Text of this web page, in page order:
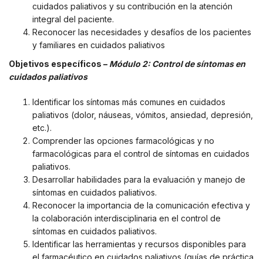
cuidados paliativos y su contribución en la atención
integral del paciente.
Reconocer las necesidades y desafíos de los pacientes
y familiares en cuidados paliativos
Objetivos específicos – Módulo 2: Control de síntomas en
cuidados paliativos
Identificar los síntomas más comunes en cuidados
paliativos (dolor, náuseas, vómitos, ansiedad, depresión,
etc.).
Comprender las opciones farmacológicas y no
farmacológicas para el control de síntomas en cuidados
paliativos.
Desarrollar habilidades para la evaluación y manejo de
síntomas en cuidados paliativos.
Reconocer la importancia de la comunicación efectiva y
la colaboración interdisciplinaria en el control de
síntomas en cuidados paliativos.
Identificar las herramientas y recursos disponibles para
el farmacéutico en cuidados paliativos (guías de práctica